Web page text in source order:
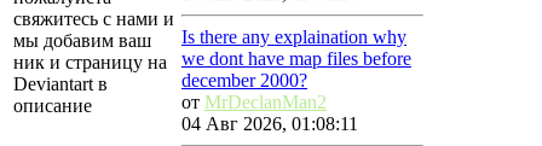
свяжитесь с нами и
мы добавим ваш
ник и страницу на
Deviantart в
описание
Is there any explaination why
we dont have map files before
december 2000?
от MrDeclanMan2
04 Авг 2026, 01:08:11